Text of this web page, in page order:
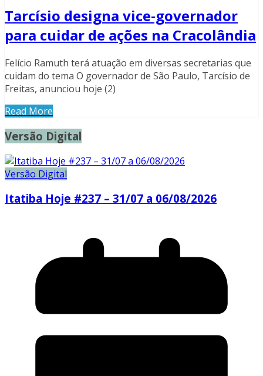
Tarcísio designa vice-governador
para cuidar de ações na Cracolândia
Felício Ramuth terá atuação em diversas secretarias que
cuidam do tema O governador de São Paulo, Tarcísio de
Freitas, anunciou hoje (2)
Read More
Versão Digital
Versão Digital
Itatiba Hoje #237 – 31/07 a 06/08/2026